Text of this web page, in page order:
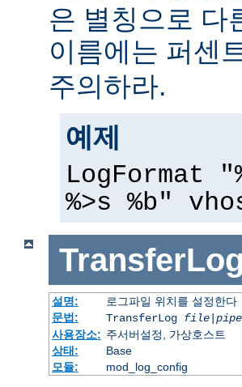
은 별칭으로 다
이름에는 퍼센
주의하라.
예제
LogFormat
%>s %b"
TransferLog
설명:
로그파일 위치를 설정한다
문법:
TransferLog file| pipe
사용장소: 주서버설정, 가상호스트
상태:
Base
모듈:
mod_log_config